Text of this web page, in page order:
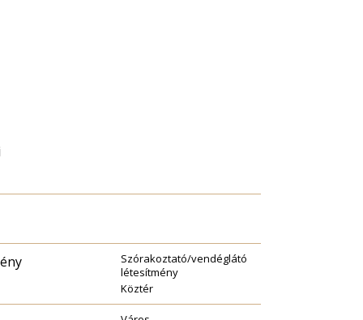
Szórakoztató/vendéglátó
létesítmény
Köztér